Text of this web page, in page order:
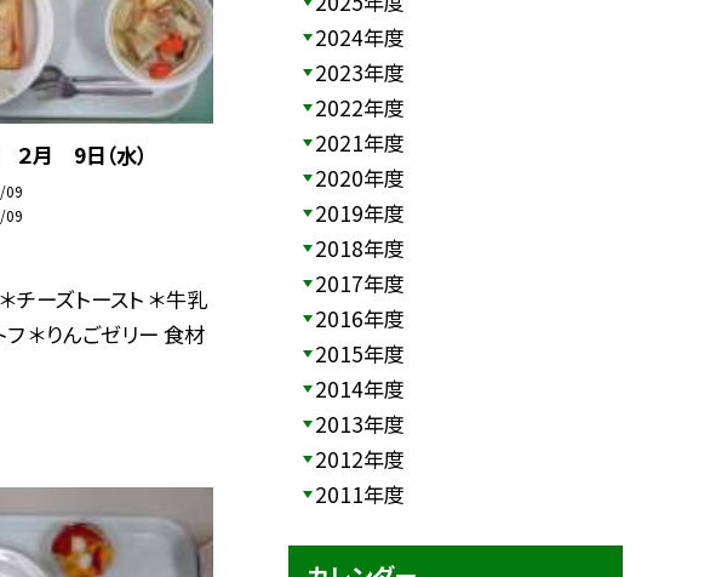
月 9日（水）
09
09
チーズトースト ＊牛乳
＊りんごゼリー 食材
2024年度
2023年度
2022年度
2021年度
2020年度
2019年度
2018年度
2017年度
2016年度
2015年度
2014年度
2013年度
2012年度
2011年度